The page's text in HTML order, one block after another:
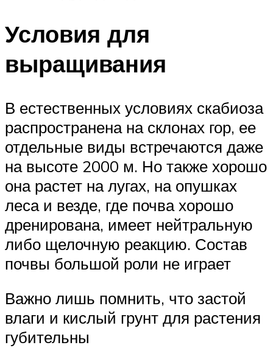
Условия для
выращивания
В естественных условиях скабиоза
распространена на склонах гор, ее
отдельные виды встречаются даже
на высоте 2000 м. Но также хорошо
она растет на лугах, на опушках
леса и везде, где почва хорошо
дренирована, имеет нейтральную
либо щелочную реакцию. Состав
почвы большой роли не играет
Важно лишь помнить, что застой
влаги и кислый грунт для растения
губительны